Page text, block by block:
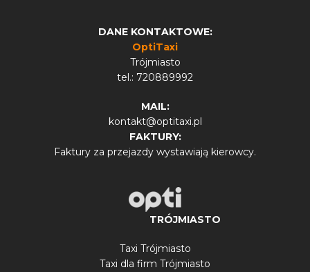
DANE KONTAKTOWE:
OptiTaxi
Trójmiasto
tel.: 720889992
MAIL:
kontakt@optitaxi.pl
FAKTURY:
Faktury za przejazdy wystawiają kierowcy.
TRÓJMIASTO
Taxi Trójmiasto
Taxi dla firm Trójmiasto